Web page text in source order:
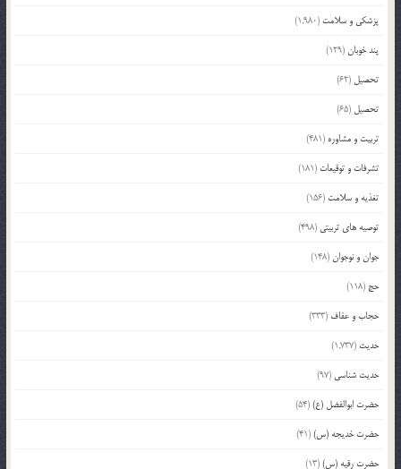
پزشکی و سلامت (1,980)
پند خوبان(129)
تحصیل (62)
تحصیل (65)
تربیت و مشاوره (481)
تشرفات و توقیعات (181)
تغذیه و سلامت (156)
توصیه های تربیتی (498)
جوان و نوجوان(148)
حج (118)
حجاب و عفاف (333)
حدیث (1,737)
حدیث شناسی (97)
حضرت ابوالفضل (ع)(54)
حضرت خدیجه (س)(41)
حضرت رقیه (س)(13)